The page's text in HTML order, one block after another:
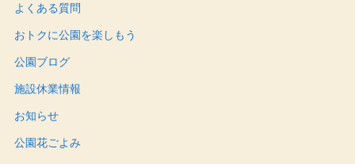
よくある質問
おトクに公園を楽しもう
公園ブログ
施設休業情報
お知らせ
公園花ごよみ